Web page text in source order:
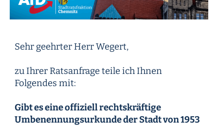
Sehr geehrter Herr Wegert,
zu Ihrer Ratsanfrage teile ich Ihnen
Folgendes mit:
Gibt es eine offiziell rechtskräftige
Umbenennungsurkunde der Stadt von 1953